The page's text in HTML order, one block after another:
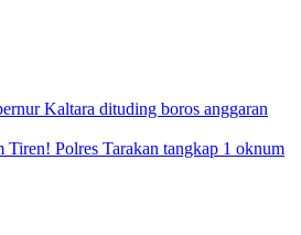
Kaltara dituding boros anggaran
Tiren! Polres Tarakan tangkap 1 oknum